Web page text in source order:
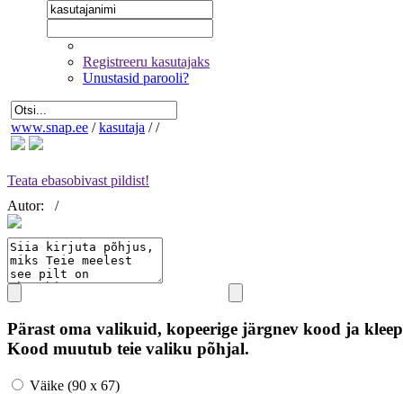
Registreeru kasutajaks
Unustasid parooli?
www.snap.ee / kasutaja / /
Teata ebasobivast pildist!
Autor:
/
Pärast oma valikuid, kopeerige järgnev kood ja
Kood muutub teie valiku põhjal.
Väike (90 x 67)